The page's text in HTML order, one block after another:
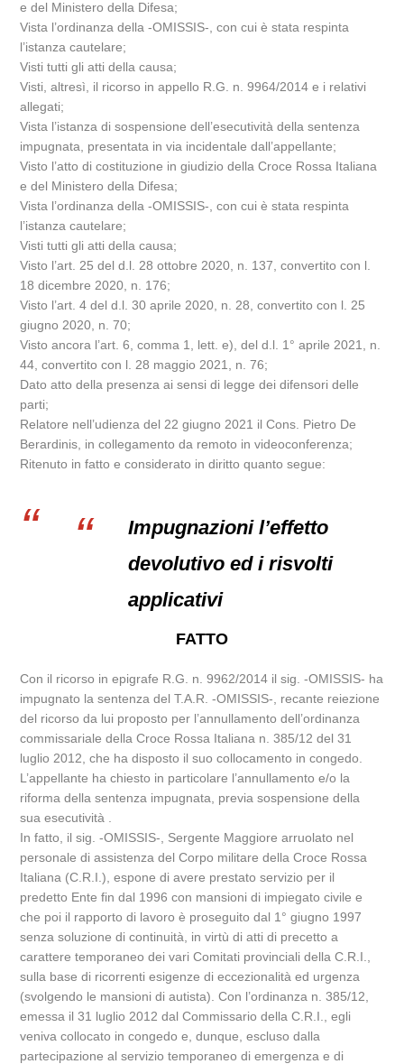
e del Ministero della Difesa;
Vista l’ordinanza della -OMISSIS-, con cui è stata respinta
l’istanza cautelare;
Visti tutti gli atti della causa;
Visti, altresì, il ricorso in appello R.G. n. 9964/2014 e i relativi
allegati;
Vista l’istanza di sospensione dell’esecutività della sentenza
impugnata, presentata in via incidentale dall’appellante;
Visto l’atto di costituzione in giudizio della Croce Rossa Italiana
e del Ministero della Difesa;
Vista l’ordinanza della -OMISSIS-, con cui è stata respinta
l’istanza cautelare;
Visti tutti gli atti della causa;
Visto l’art. 25 del d.l. 28 ottobre 2020, n. 137, convertito con l.
18 dicembre 2020, n. 176;
Visto l’art. 4 del d.l. 30 aprile 2020, n. 28, convertito con l. 25
giugno 2020, n. 70;
Visto ancora l’art. 6, comma 1, lett. e), del d.l. 1° aprile 2021, n.
44, convertito con l. 28 maggio 2021, n. 76;
Dato atto della presenza ai sensi di legge dei difensori delle
parti;
Relatore nell’udienza del 22 giugno 2021 il Cons. Pietro De
Berardinis, in collegamento da remoto in videoconferenza;
Ritenuto in fatto e considerato in diritto quanto segue:
Impugnazioni l’effetto
devolutivo ed i risvolti
applicativi
FATTO
Con il ricorso in epigrafe R.G. n. 9962/2014 il sig. -OMISSIS- ha
impugnato la sentenza del T.A.R. -OMISSIS-, recante reiezione
del ricorso da lui proposto per l’annullamento dell’ordinanza
commissariale della Croce Rossa Italiana n. 385/12 del 31
luglio 2012, che ha disposto il suo collocamento in congedo.
L’appellante ha chiesto in particolare l’annullamento e/o la
riforma della sentenza impugnata, previa sospensione della
sua esecutività .
In fatto, il sig. -OMISSIS-, Sergente Maggiore arruolato nel
personale di assistenza del Corpo militare della Croce Rossa
Italiana (C.R.I.), espone di avere prestato servizio per il
predetto Ente fin dal 1996 con mansioni di impiegato civile e
che poi il rapporto di lavoro è proseguito dal 1° giugno 1997
senza soluzione di continuità, in virtù di atti di precetto a
carattere temporaneo dei vari Comitati provinciali della C.R.I.,
sulla base di ricorrenti esigenze di eccezionalità ed urgenza
(svolgendo le mansioni di autista). Con l’ordinanza n. 385/12,
emessa il 31 luglio 2012 dal Commissario della C.R.I., egli
veniva collocato in congedo e, dunque, escluso dalla
partecipazione al servizio temporaneo di emergenza e di